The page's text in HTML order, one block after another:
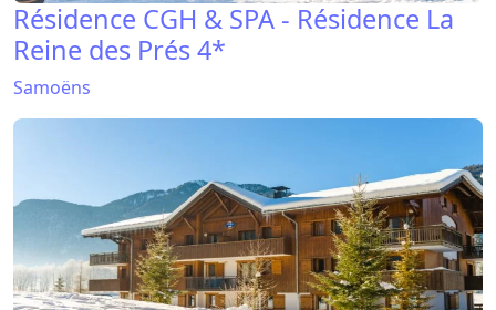
Résidence CGH & SPA - Résidence La
Reine des Prés 4*
Samoëns